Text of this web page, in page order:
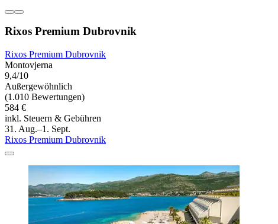
Rixos Premium Dubrovnik
Rixos Premium Dubrovnik
Montovjerna
9,4/10
Außergewöhnlich
(1.010 Bewertungen)
584 €
inkl. Steuern & Gebühren
31. Aug.–1. Sept.
Rixos Premium Dubrovnik